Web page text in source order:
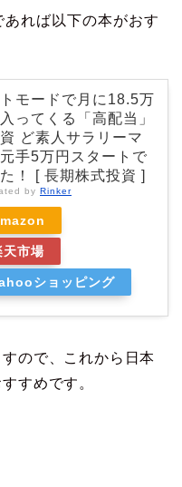
れば以下の本がおす
モードで月に18.5万
ってくる「高配当」
ど素人サラリーマ
手5万円スタートで
！ [ 長期株式投資 ]
by Rinker
天市場
ショッピング
ので、これから日本
すめです。